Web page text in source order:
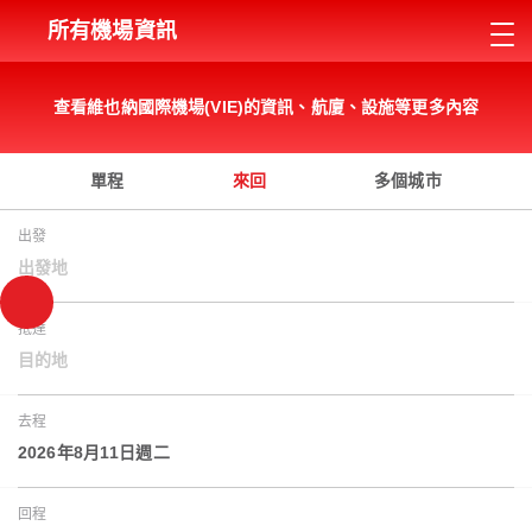
所有機場資訊
查看維也納國際機場(VIE)的資訊、航廈、設施等更多內容
單程 來回 多個城市
出發
出發地
抵達
目的地
去程
2026年8月11日週二
回程